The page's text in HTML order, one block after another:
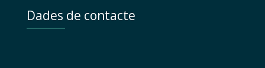
Dades de contacte